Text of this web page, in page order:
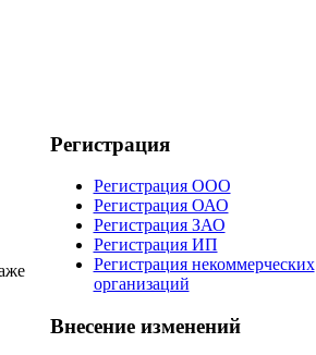
Регистрация
Регистрация ООО
Регистрация ОАО
Регистрация ЗАО
Регистрация ИП
Регистрация некоммерческих
организаций
Внесениеизменений